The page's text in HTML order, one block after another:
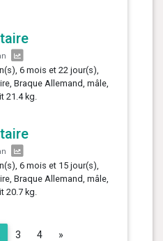
6 mois et 22 jour(s),
Braque Allemand, mâle,
21.4 kg.
6 mois et 15 jour(s),
Braque Allemand, mâle,
20.7 kg.
3 4 »Next